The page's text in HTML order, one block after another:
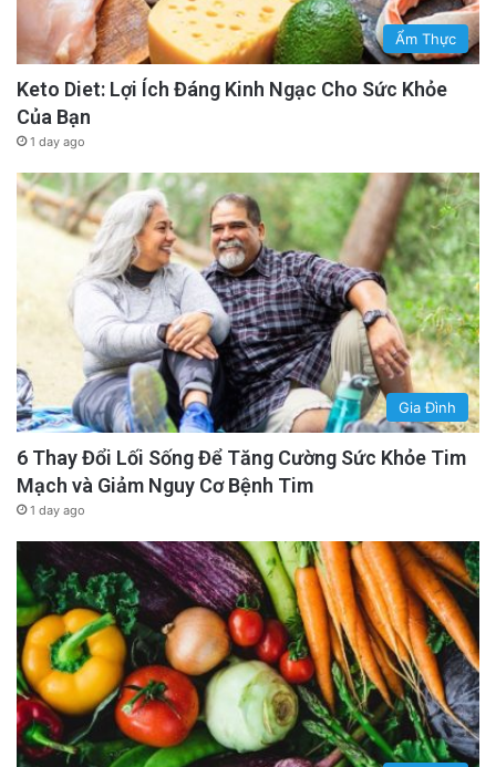
Ẩm Thực
Keto Diet: Lợi Ích Đáng Kinh Ngạc Cho Sức Khỏe
Của Bạn
1 day ago
Gia Đình
6 Thay Đổi Lối Sống Để Tăng Cường Sức Khỏe Tim
Mạch và Giảm Nguy Cơ Bệnh Tim
1 day ago